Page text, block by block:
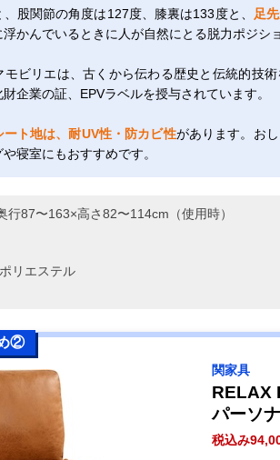
股関節の角度は127度、膝裏は133度と、 足
かんでいるときに人が自然にとる脱力ポジシ
モビリエは、古くから伝わる歴史と伝統的技
企業の証、EPVラベルを授与されています。
ート地は、耐UV性・防カビ性があります。お
寝室にもおすすめです。
行87〜163×高さ82〜114cm（使用時）
リエステル
②
関家具
RELAX
パーソ
税込み